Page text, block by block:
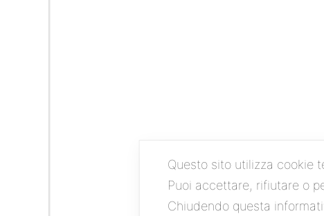
Questo sito utilizza cookie
Puoi accettare, rifiutare o
Chiudendo questa